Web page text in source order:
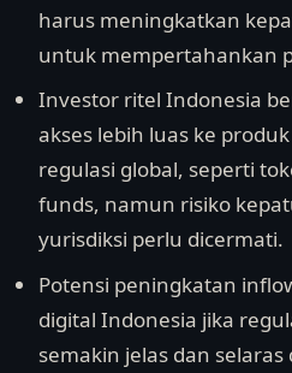
harus meningkatkan
untuk mempertahankan
Investor ritel Indonesia
akses lebih luas ke
regulasi global, seperti
funds, namun risiko
yurisdiksi perlu dicermati.
Potensi peningkatan
digital Indonesia jika
semakin jelas dan